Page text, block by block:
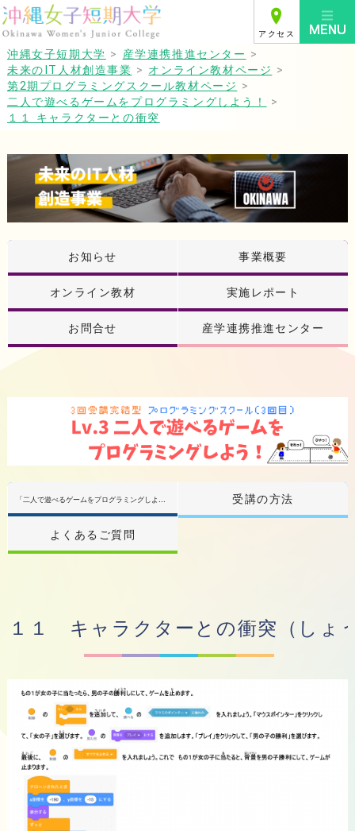
アクセス
沖縄女子短期大学 > 産学連携推進センター >
未来のIT人材創造事業 > オンライン教材ページ >
第2期プログラミングスクール教材ページ >
二人で遊べるゲームをプログラミングしよう！
>
１１ キャラクターとの衝突
お知らせ 事業概要
オンライン教材 実施レポート
お問合せ 産学連携推進センター
「
二人で遊べるゲームをプログラミングしよう！」TOP 受講の方法
よくあるご質問
１１ キャラクターとの衝突（しょ